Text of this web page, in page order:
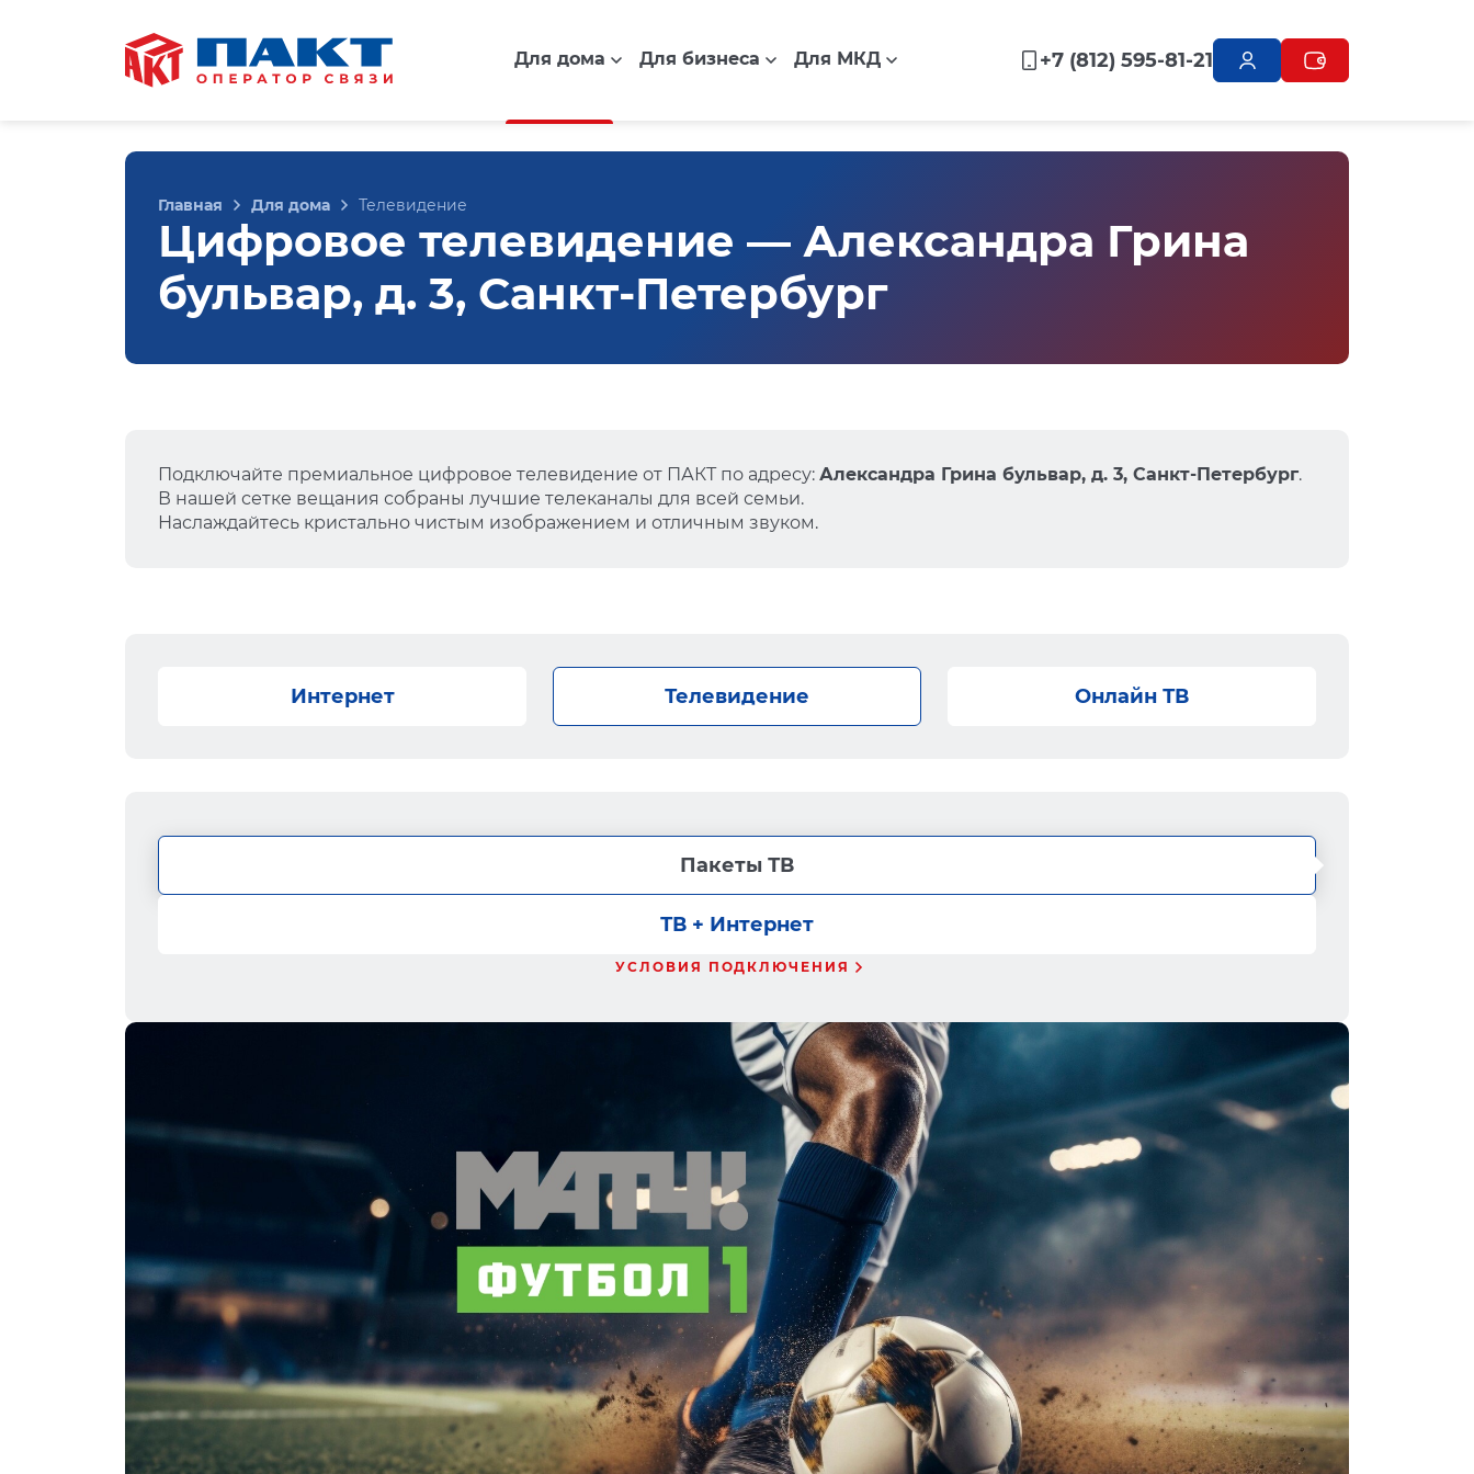
Для дома Для бизнеса Для МКД +7 (812) 595-81-21
Главная Для дома Телевидение
Цифровое телевидение — Александра Грина
бульвар, д. 3, Санкт-Петербург
Подключайте премиальное цифровое телевидение от ПАКТ по адресу: Александра Грина бульвар, д. 3, Санкт-Петербург.
В нашей сетке вещания собраны лучшие телеканалы для всей семьи.
Наслаждайтесь кристально чистым изображением и отличным звуком.
Интернет Телевидение Онлайн ТВ
Пакеты ТВ
ТВ + Интернет
УСЛОВИЯ ПОДКЛЮЧЕНИЯ